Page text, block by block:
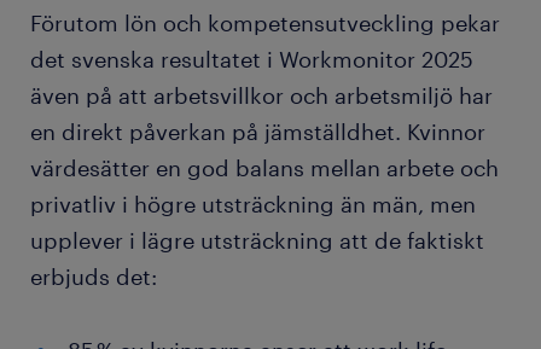
Förutom lön och kompetensutveckling pekar
det svenska resultatet i Workmonitor 2025
även på att arbetsvillkor och arbetsmiljö har
en direkt påverkan på jämställdhet. Kvinnor
värdesätter en god balans mellan arbete och
privatliv i högre utsträckning än män, men
upplever i lägre utsträckning att de faktiskt
erbjuds det: